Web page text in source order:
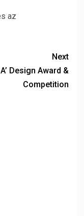
az
Next
A’ Design Award &
Competition